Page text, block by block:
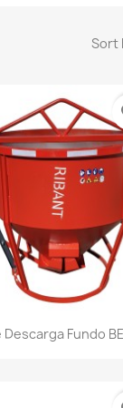
Sort
Quick view
Descarga Fundo BE